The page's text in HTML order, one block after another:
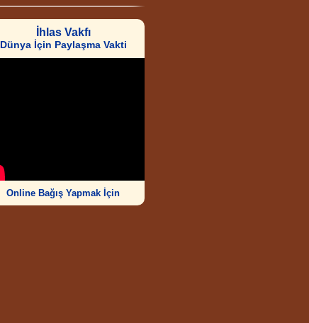
İhlas Vakfı
Dünya İçin Paylaşma Vakti
Online Bağış Yapmak İçin